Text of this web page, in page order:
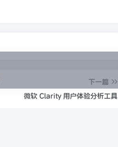
下一篇
微软 Clarity 用户体验分析工具